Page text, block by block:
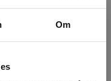
Om
på Nypon förlag,
(tillsammans